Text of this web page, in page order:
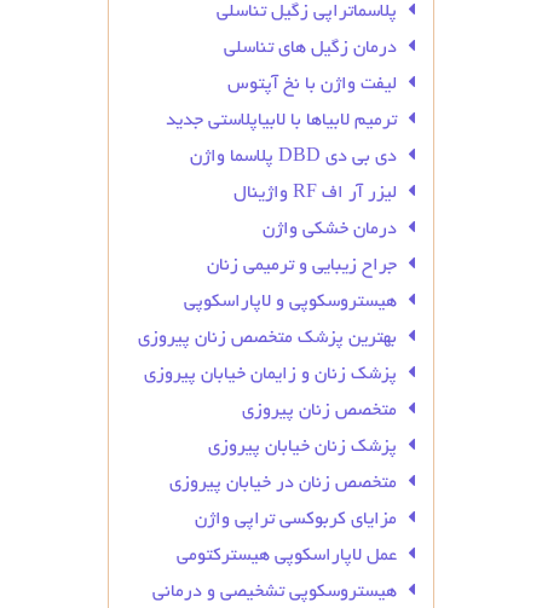
پلاسماتراپی زگیل تناسلی
درمان زگیل‌ های تناسلی
لیفت واژن با نخ آپتوس
ترمیم لابیاها با لابیاپلاستی جدید
دی بی دی DBD پلاسما واژن
لیزر آر اف RF واژینال
درمان خشکی واژن
جراح زیبایی و ترمیمی زنان
هیستروسکوپی و لاپاراسکوپی
بهترین پزشک متخصص زنان پیروزی
پزشک زنان و زایمان خیابان پیروزی
متخصص زنان پیروزی
پزشک زنان خیابان پیروزی
متخصص زنان در خیابان پیروزی
مزایای کربوکسی تراپی واژن
عمل لاپاراسکوپی هیسترکتومی
هیستروسکوپی تشخیصی و درمانی